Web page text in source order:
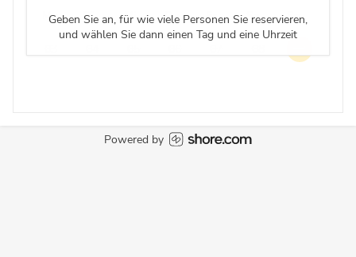
Geben Sie an, für wie viele Personen Sie reservieren,
und wählen Sie dann einen Tag und eine Uhrzeit
Mo Di Mi Do Fr Sa So
Powered by